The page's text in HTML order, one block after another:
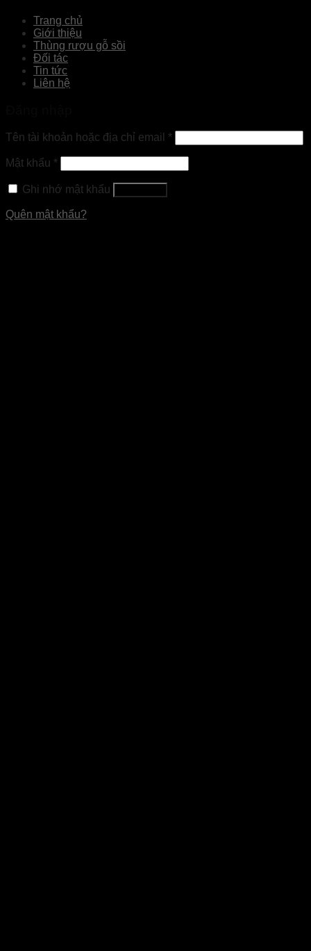
Trang chủ
Giới thiệu
Thùng rượu gỗ sồi
Đối tác
Tin tức
Liên hệ
Tên tài khoản hoặc địa chỉ email *
Mật khẩu *
Ghi nhớ mật khẩu
Quên mật khẩu?